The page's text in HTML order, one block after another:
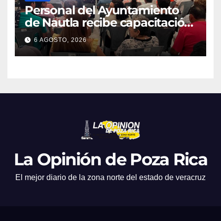
Personal del Ayuntamiento
de Nautla recibe capacitación
en atención a emergencias
6 AGOSTO, 2026
La Opinión de Poza Rica
El mejor diario de la zona norte del estado de veracruz